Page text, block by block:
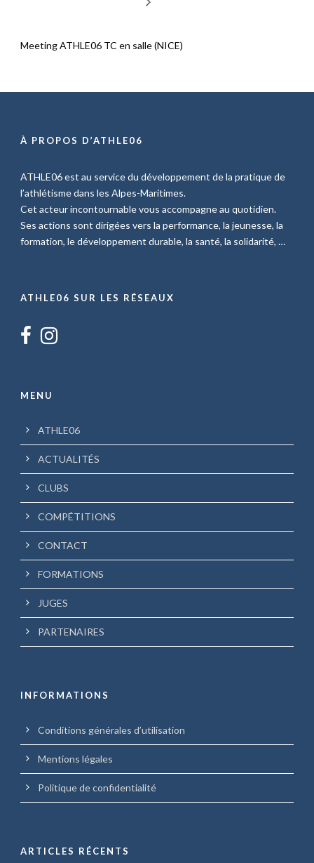
Meeting ATHLE06 TC en salle (NICE)
À PROPOS D’ATHLE06
ATHLE06 est au service du développement de la pratique de
l’athlétisme dans les Alpes-Maritimes.
Cet acteur incontournable vous accompagne au quotidien.
Ses actions sont dirigées vers la performance, la jeunesse, la
formation, le développement durable, la santé, la solidarité, …
ATHLE06 SUR LES RÉSEAUX
MENU
ATHLE06
ACTUALITÉS
CLUBS
COMPÉTITIONS
CONTACT
FORMATIONS
JUGES
PARTENAIRES
INFORMATIONS
Conditions générales d’utilisation
Mentions légales
Politique de confidentialité
ARTICLES RÉCENTS